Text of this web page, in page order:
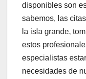
disponibles son
sabemos, las
la isla grande,
estos
especialistas
necesidades de